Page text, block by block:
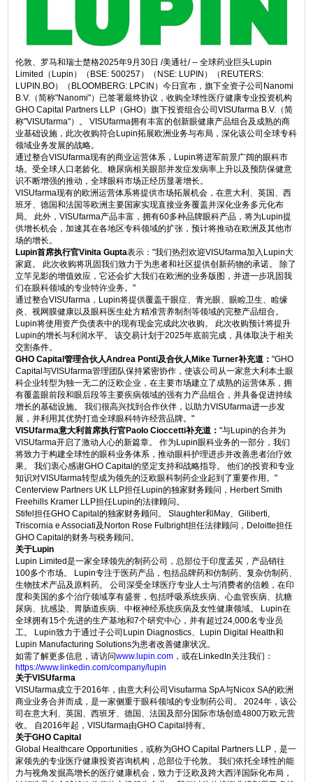
伦敦、罗马和瑞士楚格2025年9月30日 /美通社/ -- 全球药业巨头Lupin
Limited（Lupin）（BSE: 500257）（NSE: LUPIN）（REUTERS:
LUPIN.BO）（BLOOMBERG: LPCIN）今日宣布，旗下全资子公司Nanomi
B.V.（简称"Nanomi"）已签署最终协议，收购全球性医疗健康专业投资机构
GHO Capital Partners LLP（GHO）旗下投资组合公司VISUfarma B.V.（简
称"VISUfarma"）。 VISUfarma拥有丰富的创新眼健康产品组合及成熟的商
业基础设施，此次收购符合Lupin拓展欧洲业务与布局，深化该公司全球专科
领域业务发展的战略。
通过整合VISUfarma现有的商业运营体系，Lupin将进军前景广阔的眼科市
场。受全球人口老龄化、糖尿病相关眼部并发症发病率上升以及预防保健意
识不断增强的推动，全球眼科市场正经历显著增长。
VISUfarma现有的欧洲运营体系将提供市场拓展机会，在意大利、英国、西
班牙、德国和法国等欧洲主要国家实现直接业务覆盖并深化业务多元化布
局。 此外，VISUfarma产品丰富，拥有60多种品牌眼科产品，将为Lupin提
供增长机会，加速其在各地区专科领域的扩张，预计将推动在欧洲及其他市
场的增长。
Lupin首席执行官Vinita Gupta表示："我们热烈欢迎VISUfarma加入Lupin大
家庭。 此次收购将巩固我们致力于为患者和社区提供创新药物的承诺。 除了
立竿见影的增值效应，它还会扩大我们在欧洲的业务版图，并进一步巩固我
们在眼科领域的专业特许业务。"
通过整合VISUfarma，Lupin将提供覆盖干眼症、青光眼、眼睑卫生、睑缘
炎、视网膜健康以及眼科医生处方精准营养制剂等领域的完整产品组合。
Lupin将使用资产负债表中的现有现金完成此次收购。 此次收购预计将提升
Lupin的增长与利润水平。 该交易计划于2025年底前完成，具体取决于相关
交割条件。
GHO Capital管理合伙人Andrea Ponti及合伙人Mike Turner补充道："GHO
Capital与VISUfarma管理团队保持紧密协作，使该公司从一家意大利本土眼
科企业转型为独一无二的泛欧企业，在主要市场建立了成熟的运营体系，拥
有覆盖眼前段和眼后段等主要疾病领域的强有力产品组合，并具备促进持续
增长的基础设施。 我们很高兴找到合作伙伴，以助力VISUfarma进一步发
展，并利用其优势打造全球眼科特许经营品牌。"
VISUfarma意大利首席执行官Paolo Cioccetti补充道："与Lupin的合并为
VISUfarma开启了激动人心的新篇章。 作为Lupin眼科业务的一部分，我们
将致力于构建全球性的眼科业务体系，推动眼科护理进步并改善患者治疗效
果。 我们衷心感谢GHO Capital的坚定支持和战略指导。 他们的投资和专业
知识对VISUfarma转型成为领先的泛欧眼科制药企业起到了重要作用。"
Centerview Partners UK LLP担任Lupin的独家财务顾问，Herbert Smith
Freehills Kramer LLP担任Lupin的法律顾问。
Stifel担任GHO Capital的独家财务顾问。 Slaughter和May、Giliberti,
Triscornia e Associati及Norton Rose Fulbright担任法律顾问，Deloitte担任
GHO Capital的财务与税务顾问。
关于Lupin
Lupin Limited是一家全球领先的制药公司，总部位于印度孟买，产品销往
100多个市场。 Lupin专注于医药产品，包括品牌药和仿制药、复杂仿制药、
生物技术产品及原料药。 公司深受全球医疗专业人士与消费者的信赖，在印
度和美国的多个治疗领域享有盛誉，包括呼吸系统疾病、心血管疾病、抗糖
尿病、抗感染、胃肠道疾病、中枢神经系统疾病及女性健康领域。 Lupin在
全球拥有15个先进的生产基地和7个研究中心，并有超过24,000名专业员
工。 Lupin致力于通过子公司Lupin Diagnostics、Lupin Digital Health和
Lupin Manufacturing Solutions为患者改善健康状况。
如需了解更多信息，请访问www.lupin.com ，或在LinkedIn关注我们：
https://www.linkedin.com/company/lupin
关于VISUfarma
VISUfarma成立于2016年，由意大利公司Visufarma SpA与Nicox SA的欧洲
商业业务合并而成，是一家侧重于眼科领域的专业制药公司。 2024年，该公
司在意大利、英国、西班牙、德国、法国及部分国际市场创造4800万欧元营
收。 自2016年起，VISUfarma由GHO Capital持有。
关于GHO Capital
Global Healthcare Opportunities，或称为GHO Capital Partners LLP，是一
家领先的专业医疗健康投资咨询机构，总部位于伦敦。 我们依托全球性的能
力与视角发掘高增长的医疗健康机会，致力于泛欧及跨大西洋国际化布局，